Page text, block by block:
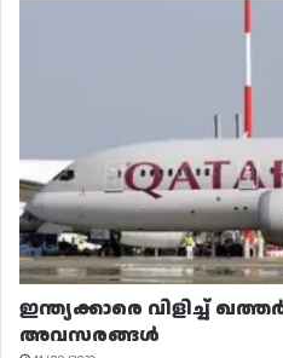
ഇന്ത്യക്കാരെ വിളിച്ച്
അവസരങ്ങൾ